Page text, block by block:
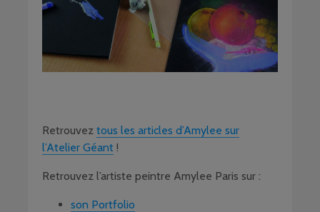
Retrouvez tous les articles d’Amylee sur
l’Atelier Géant !
Retrouvez l’artiste peintre Amylee Paris sur :
son Portfolio